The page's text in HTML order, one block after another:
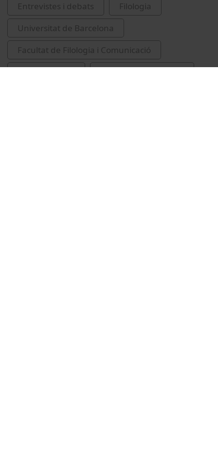
Entrevistes i debats
Filologia
Universitat de Barcelona
Facultat de Filologia i Comunicació